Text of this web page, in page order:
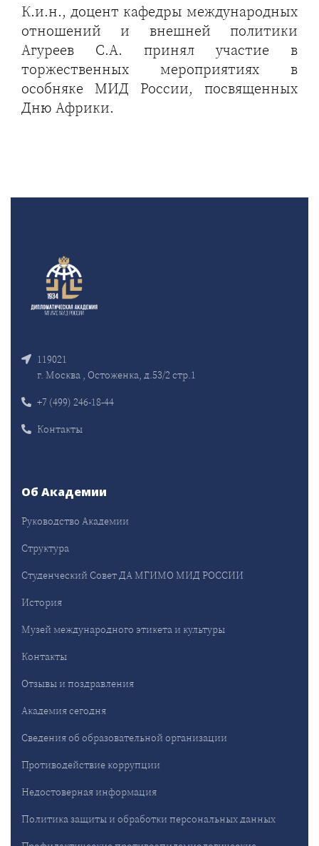
К.и.н., доцент кафедры международных
отношений и внешней политики
Агуреев С.А. принял участие в
торжественных мероприятиях в
особняке МИД России, посвященных
Дню Африки.
119021
г. Москва , Остоженка, д.53/2 стр.1
+7 (499) 246-18-44
Контакты
Об Академии
Руководство Академии
Структура
Студенческий Совет ДА МГИМО МИД РОССИИ
История
Музей международного этикета и культуры
Контакты
Отзывы и поздравления
Академия сегодня
Сведения об образовательной организации
Противодействие коррупции
Недостоверная информация
Политика защиты и обработки персональных данных